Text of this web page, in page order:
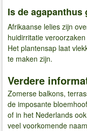
Is de agapanthus
Afrikaanse lelies zijn
huidirritatie
Het plantensap laat
te maken zijn.
Verdere
Zomerse balkons,
de imposante
of in het Nederlands
veel voorkomende